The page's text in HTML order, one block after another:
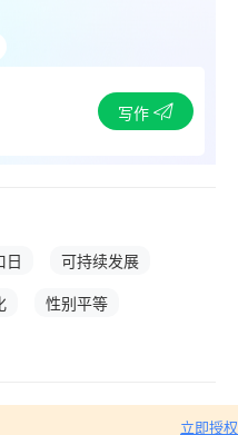
写作
日
可持续发展
性别平等
立即授权